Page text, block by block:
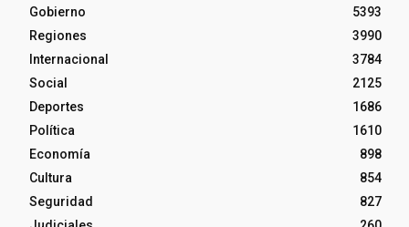
Gobierno
5393
Regiones
3990
Internacional
3784
Social
2125
Deportes
1686
Política
1610
Economía
898
Cultura
854
Seguridad
827